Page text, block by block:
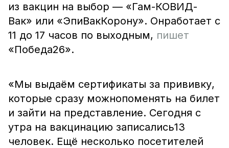
из вакцин на выбор — «Гам-КОВИД-
Вак» или «ЭпиВакКорону». Онработает с
11 до 17 часов по выходным, пишет
«Победа26».
«Мы выдаём сертификаты за прививку,
которые сразу можнопоменять на билет
и зайти на представление. Сегодня с
утра на вакцинацию записались13
человек. Ещё несколько посетителей